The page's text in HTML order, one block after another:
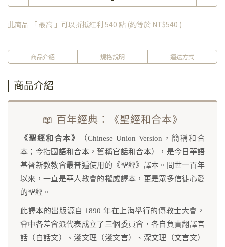
此商品 「 最高 」可以折抵紅利 540 點 (約等於 NT$540 )
商品介紹 規格說明 運送方式
商品介紹
📖 百年經典：《聖經和合本》
《聖經和合本》
（Chinese Union Version，簡稱和合
本；今指國語和合本，舊稱官話和合本），是今日華語
基督新教教會最普遍使用的《聖經》譯本。問世一百年
以來，一直是華人教會的權威譯本，更是眾多信徒心愛
的聖經。
此譯本的出版源自 1890 年在上海舉行的傳教士大會，
會中各差會派代表成立了三個委員會，各自負責翻譯官
話（白話文）、淺文理（淺文言）、深文理（文言文）